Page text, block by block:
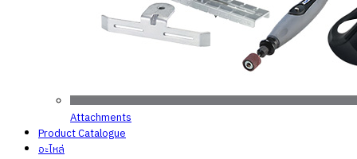
Attachments
Product Catalogue
อะไหล่